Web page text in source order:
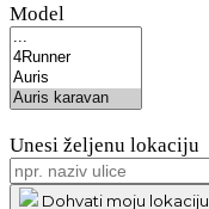
Model
Unesi željenu lokaciju
Dohvati moju lokaciju